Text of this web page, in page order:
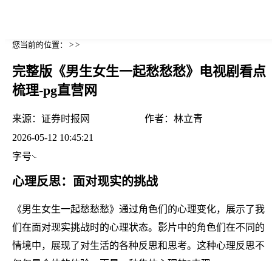
您当前的位置： > >
完整版《男生女生一起愁愁愁》电视剧看点
梳理-pg直营网
来源： 证券时报网 作者： 林立青
2026-05-12 10:45:21
字号
心理反思：面对现实的挑战
《男生女生一起愁愁愁》通过角色们的心理变化，展示了我
们在面对现实挑战时的心理状态。影片中的角色们在不同的
情境中，展现了对生活的各种反思和思考。这种心理反思不